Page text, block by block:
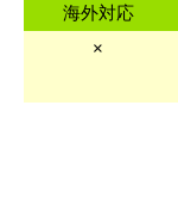
海外対応
×